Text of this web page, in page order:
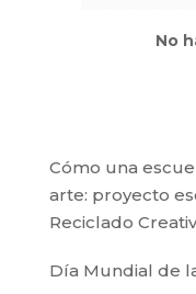
No
Cómo una
arte: proyecto
Reciclado
Día Mundial de